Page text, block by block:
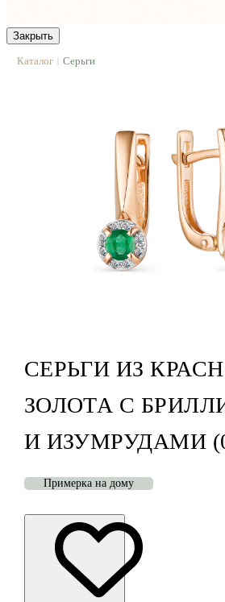
Закрыть
Каталог | Серьги
СЕРЬГИ ИЗ
ЗОЛОТА С
И ИЗУМРУДАМИ
Примерка на дому